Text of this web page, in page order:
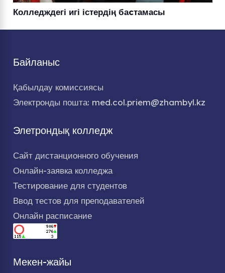
Колледждегі игі істердің баcтамасы
Байланыс
Қабылдау комиссиясы
Электронды пошта: med.col.priem@zhambyl.kz
Элетрондық колледж
Сайт дистанционного обучения
Онлайн-заявка колледжа
Тестирование для студентов
Ввод тестов для преподавателей
Онлайн расписание
Мекен-жайы